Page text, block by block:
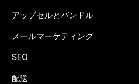
アップセルとバンドル
メールマーケティング
SEO
配送